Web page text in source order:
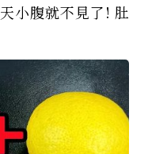
小腹就不見了! 肚